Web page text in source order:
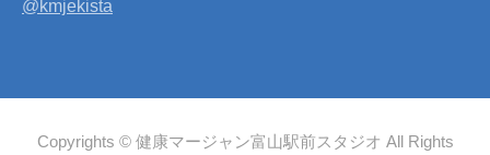
@kmjekista
Copyrights © 健康マージャン富山駅前スタジオ All Rights